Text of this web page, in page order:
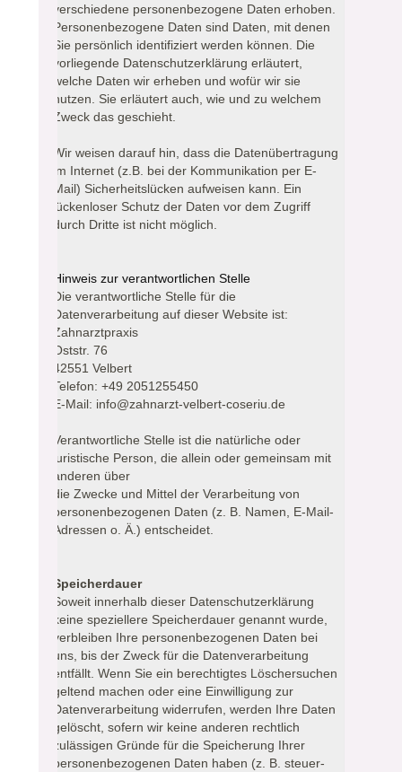
verschiedene personenbezogene Daten erhoben.
Personenbezogene Daten sind Daten, mit denen
Sie persönlich identifiziert werden können. Die
vorliegende Datenschutzerklärung erläutert,
welche Daten wir erheben und wofür wir sie
nutzen. Sie erläutert auch, wie und zu welchem
Zweck das geschieht.
Wir weisen darauf hin, dass die Datenübertragung
im Internet (z.B. bei der Kommunikation per E-
Mail) Sicherheitslücken aufweisen kann. Ein
lückenloser Schutz der Daten vor dem Zugriff
durch Dritte ist nicht möglich.
Hinweis zur verantwortlichen Stelle
Die verantwortliche Stelle für die
Datenverarbeitung auf dieser Website ist:
Zahnarztpraxis
Oststr. 76
42551 Velbert
Telefon: +49 2051255450
E-Mail: info@zahnarzt-velbert-coseriu.de
Verantwortliche Stelle ist die natürliche oder
juristische Person, die allein oder gemeinsam mit
anderen über
die Zwecke und Mittel der Verarbeitung von
personenbezogenen Daten (z. B. Namen, E-Mail-
Adressen o. Ä.) entscheidet.
Speicherdauer
Soweit innerhalb dieser Datenschutzerklärung
keine speziellere Speicherdauer genannt wurde,
verbleiben Ihre personenbezogenen Daten bei
uns, bis der Zweck für die Datenverarbeitung
entfällt. Wenn Sie ein berechtigtes Löschersuchen
geltend machen oder eine Einwilligung zur
Datenverarbeitung widerrufen, werden Ihre Daten
gelöscht, sofern wir keine anderen rechtlich
zulässigen Gründe für die Speicherung Ihrer
personenbezogenen Daten haben (z. B. steuer-